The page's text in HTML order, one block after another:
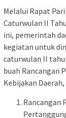
Melalui Rapat
Caturwulan II
ini, pemerintah
kegiatan untuk
caturwulan II
buah Rancangan
Kebijakan
Rancangan